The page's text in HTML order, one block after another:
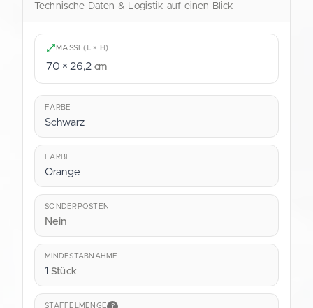
Technische Daten & Logistik auf einen Blick
MASSE(L × H)
70 × 26,2 cm
FARBE
Schwarz
FARBE
Orange
SONDERPOSTEN
Nein
MINDESTABNAHME
1 Stück
STAFFELMENGE ?